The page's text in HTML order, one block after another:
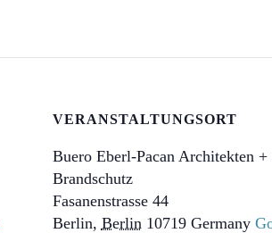
VERANSTALTUNGSORT
Buero Eberl-Pacan Architekten +
Brandschutz
Fasanenstrasse 44
Berlin, Berlin 10719 Germany